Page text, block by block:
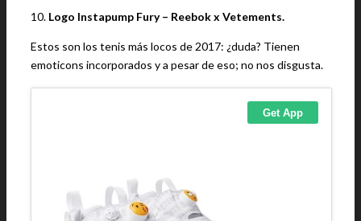
10. Logo Instapump Fury – Reebok x Vetements.
Estos son los tenis más locos de 2017: ¿duda? Tienen
emoticons incorporados y a pesar de eso; no nos disgusta.